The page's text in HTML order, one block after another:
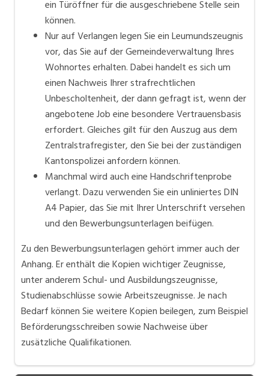
ein Türöffner für die ausgeschriebene Stelle sein
können.
Nur auf Verlangen legen Sie ein Leumundszeugnis
vor, das Sie auf der Gemeindeverwaltung Ihres
Wohnortes erhalten. Dabei handelt es sich um
einen Nachweis Ihrer strafrechtlichen
Unbescholtenheit, der dann gefragt ist, wenn der
angebotene Job eine besondere Vertrauensbasis
erfordert. Gleiches gilt für den Auszug aus dem
Zentralstrafregister, den Sie bei der zuständigen
Kantonspolizei anfordern können.
Manchmal wird auch eine Handschriftenprobe
verlangt. Dazu verwenden Sie ein unliniertes DIN
A4 Papier, das Sie mit Ihrer Unterschrift versehen
und den Bewerbungsunterlagen beifügen.
Zu den Bewerbungsunterlagen gehört immer auch der
Anhang. Er enthält die Kopien wichtiger Zeugnisse,
unter anderem Schul- und Ausbildungszeugnisse,
Studienabschlüsse sowie Arbeitszeugnisse. Je nach
Bedarf können Sie weitere Kopien beilegen, zum Beispiel
Beförderungsschreiben sowie Nachweise über
zusätzliche Qualifikationen.